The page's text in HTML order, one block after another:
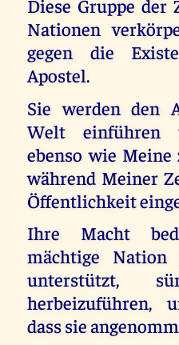
Diese Gruppe der
Nationen
gegen die
Apostel.
Sie werden den
Welt einführen
ebenso wie
während Meiner
Öffentlichkeit
Ihre Macht
mächtige Nation
unterstützt,
herbeizuführen,
dass sie